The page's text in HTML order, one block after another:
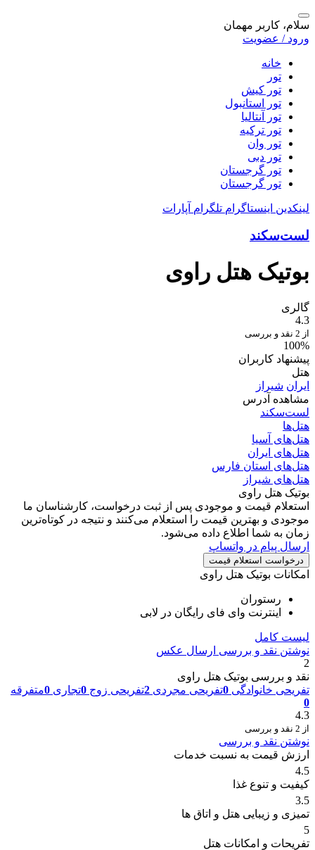
سلام، کاربر مهمان
ورود / عضویت
خانه
تور
تور کیش
تور استانبول
تور آنتالیا
تور ترکیه
تور وان
تور دبی
تور گرجستان
تور گرجستان
لینکدین اینستاگرام تلگرام آپارات
لست‌سکند
بوتیک هتل راوی
گالری
4.3
از 2 نقد و بررسی
100%
پیشنهاد کاربران
هتل
ایران شیراز
مشاهده آدرس
لست‌سکند
هتل‌ها
هتل‌های آسیا
هتل‌های ایران
هتل‌های استان فارس
هتل‌های شیراز
بوتیک هتل راوی
استعلام قیمت و موجودی پس از ثبت درخواست، کارشناسان ما
موجودی و بهترین قیمت را استعلام می‌کنند و نتیجه در کوتاه‌ترین
زمان به شما اطلاع داده می‌شود.
ارسال پیام در واتساپ
درخواست استعلام قیمت
امکانات بوتیک هتل راوی
رستوران
اینترنت وای فای رایگان در لابی
لیست کامل
نوشتن نقد و بررسی ارسال عکس
2
نقد و بررسی بوتیک هتل راوی
تفریحی خانوادگی 0تفریحی مجردی 2تفریحی زوج 0تجاری 0متفرقه
0
4.3
از 2 نقد و بررسی
نوشتن نقد و بررسی
ارزش قیمت به نسبت خدمات
4.5
کیفیت و تنوع غذا
3.5
تمیزی و زیبایی هتل و اتاق ها
5
تفریحات و امکانات هتل